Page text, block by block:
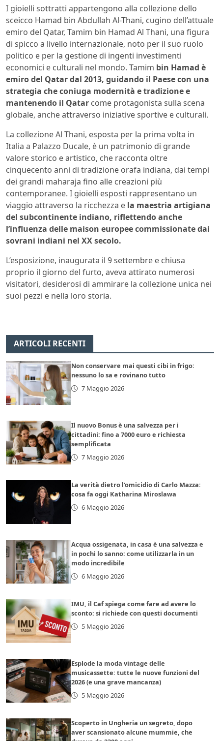
I gioielli sottratti appartengono alla collezione dello
sceicco Hamad bin Abdullah Al-Thani, cugino dell’attuale
emiro del Qatar, Tamim bin Hamad Al Thani, una figura
di spicco a livello internazionale, noto per il suo ruolo
politico e per la gestione di ingenti investimenti
economici e culturali nel mondo. Tamim bin Hamad è
emiro del Qatar dal 2013, guidando il Paese con una
strategia che coniuga modernità e tradizione e
mantenendo il Qatar come protagonista sulla scena
globale, anche attraverso iniziative sportive e culturali.
La collezione Al Thani, esposta per la prima volta in
Italia a Palazzo Ducale, è un patrimonio di grande
valore storico e artistico, che racconta oltre
cinquecento anni di tradizione orafa indiana, dai tempi
dei grandi maharaja fino alle creazioni più
contemporanee. I gioielli esposti rappresentano un
viaggio attraverso la ricchezza e la maestria artigiana
del subcontinente indiano, riflettendo anche
l’influenza delle maison europee commissionate dai
sovrani indiani nel XX secolo.
L’esposizione, inaugurata il 9 settembre e chiusa
proprio il giorno del furto, aveva attirato numerosi
visitatori, desiderosi di ammirare la collezione unica nei
suoi pezzi e nella loro storia.
ARTICOLI RECENTI
Non conservare mai questi cibi in frigo:
nessuno lo sa e rovinano tutto
7 Maggio 2026
Il nuovo Bonus è una salvezza per i
cittadini: fino a 7000 euro e richiesta
semplificata
7 Maggio 2026
La verità dietro l’omicidio di Carlo Mazza:
cosa fa oggi Katharina Miroslawa
6 Maggio 2026
Acqua ossigenata, in casa è una salvezza e
in pochi lo sanno: come utilizzarla in un
modo incredibile
6 Maggio 2026
IMU, il Caf spiega come fare ad avere lo
sconto: si richiede con questi documenti
5 Maggio 2026
Esplode la moda vintage delle
musicassette: tutte le nuove funzioni del
2026 (e una grave mancanza)
5 Maggio 2026
Scoperto in Ungheria un segreto, dopo
aver scansionato alcune mummie, che